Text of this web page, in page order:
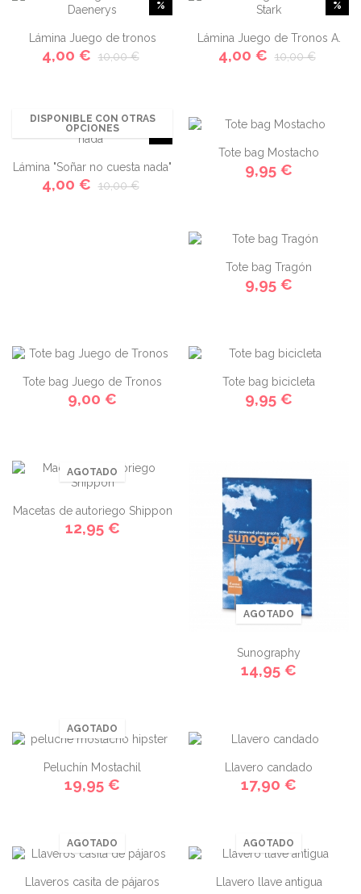
%
Lámina Juego de tronos
Daenerys
4,00 € 10,00 €
%
Lámina Juego de Tronos A.
Stark
4,00 € 10,00 €
DISPONIBLE CON OTRAS
OPCIONES
Lámina "Soñar no cuesta nada"
4,00 € 10,00 €
Tote bag Mostacho
9,95 €
Tote bag Tragón
9,95 €
Tote bag Juego de Tronos
9,00 €
Tote bag bicicleta
9,95 €
AGOTADO
Macetas de autoriego Shippon
12,95 €
AGOTADO
Sunography
14,95 €
AGOTADO
Peluchín Mostachil
19,95 €
Llavero candado
17,90 €
AGOTADO
Llaveros casita de pájaros
AGOTADO
Llavero llave antigua